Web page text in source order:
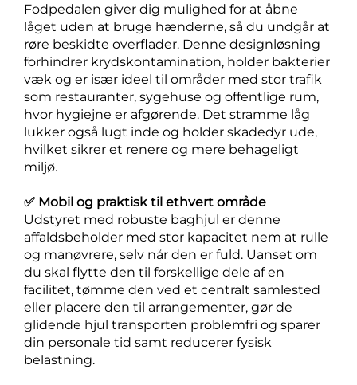
Fodpedalen giver dig mulighed for at åbne
låget uden at bruge hænderne, så du undgår at
røre beskidte overflader. Denne designløsning
forhindrer krydskontamination, holder bakterier
væk og er især ideel til områder med stor trafik
som restauranter, sygehuse og offentlige rum,
hvor hygiejne er afgørende. Det stramme låg
lukker også lugt inde og holder skadedyr ude,
hvilket sikrer et renere og mere behageligt
miljø.
✅ Mobil og praktisk til ethvert område
Udstyret med robuste baghjul er denne
affaldsbeholder med stor kapacitet nem at rulle
og manøvrere, selv når den er fuld. Uanset om
du skal flytte den til forskellige dele af en
facilitet, tømme den ved et centralt samlested
eller placere den til arrangementer, gør de
glidende hjul transporten problemfri og sparer
din personale tid samt reducerer fysisk
belastning.